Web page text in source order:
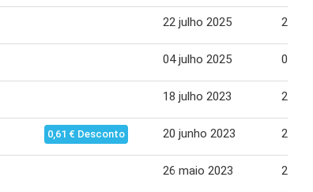
22 julho 2025 28
04 julho 2025 07
18 julho 2023 24
0,61 € Desconto 20 junho 2023 26
26 maio 2023 29